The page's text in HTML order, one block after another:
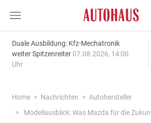
Duale Ausbildung: Kfz-Mechatronik
weiter Spitzenreiter 07.08.2026, 14:00
Uhr
Home Nachrichten
Autohersteller
Modellausblick: Was Mazda für die